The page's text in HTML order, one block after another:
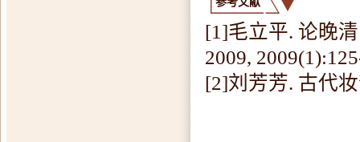
[1]毛立平. 论晚
2009,
[2]刘芳芳. 古代